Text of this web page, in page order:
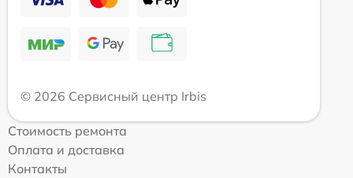
© 2026 Сервисный центр Irbis
Стоимость ремонта
Оплата и доставка
Контакты